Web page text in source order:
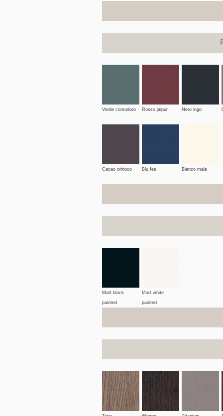
Verde comodoro Rosso jaipur Nero ingo
Cacao orinoco Blu fes Bianco male
Matt black
painted
Matt white
painted